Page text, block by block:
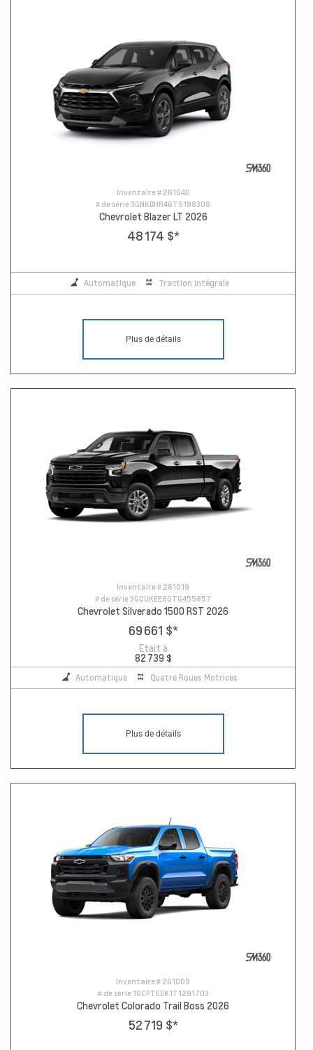
Inventaire # 261040
# de série3GNKBHR46TS188308
Chevrolet Blazer LT 2026
48 174 $*
Automatique Traction Intégrale
Plus de détails
Inventaire # 261019
# de série3GCUKEE80TG455857
Chevrolet Silverado 1500 RST 2026
69 661 $*
Etait à
82 739 $
Automatique Quatre Roues Motrices
Plus de détails
Inventaire # 261009
# de série 1GCPTEEK1T1291703
Chevrolet Colorado Trail Boss 2026
52 719 $*